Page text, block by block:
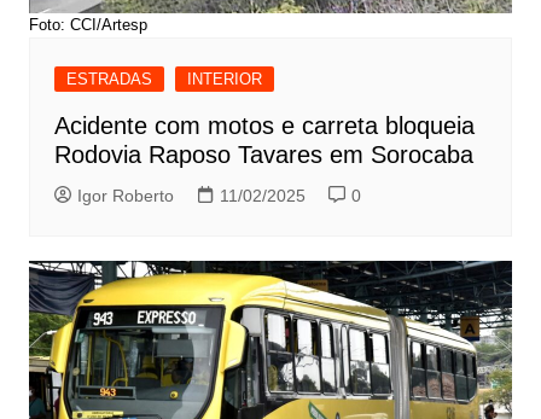
Foto: CCI/Artesp
ESTRADAS INTERIOR
Acidente com motos e carreta bloqueia
Rodovia Raposo Tavares em Sorocaba
Igor Roberto 11/02/2025 0